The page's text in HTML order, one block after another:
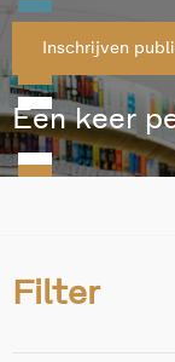
Inschrijven
Een keer
Filter